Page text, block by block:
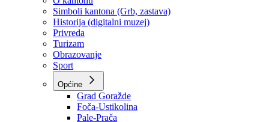
O kantonu
O kantonu
Simboli kantona (Grb, zastava)
Historija (digitalni muzej)
Privreda
Turizam
Obrazovanje
Sport
Općine